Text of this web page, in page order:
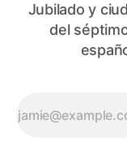
Jubilado y
del